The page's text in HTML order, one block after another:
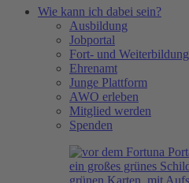
Wie kann ich dabei sein?
Ausbildung
Jobportal
Fort- und Weiterbildung
Ehrenamt
Junge Plattform
AWO erleben
Mitglied werden
Spenden